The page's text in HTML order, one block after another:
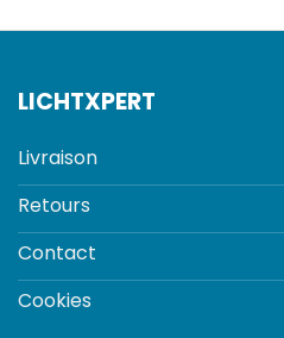
LICHTXPERT
Livraison
Retours
Contact
Cookies